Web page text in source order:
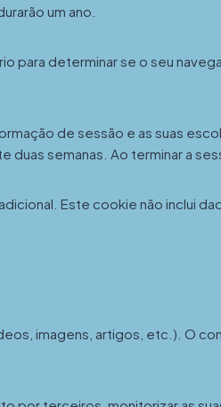
um ano.
para determinar se o seu
de sessão e as suas
duas semanas. Ao terminar a
Este cookie não inclui
imagens, artigos, etc.). O